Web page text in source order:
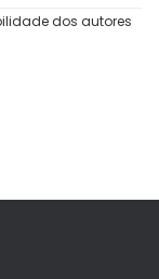
dos autores